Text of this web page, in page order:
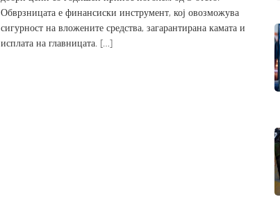
Обврзницата е финансиски инструмент, кој овозможува
сигурност на вложените средства, загарантирана камата и
исплата на главницата. […]